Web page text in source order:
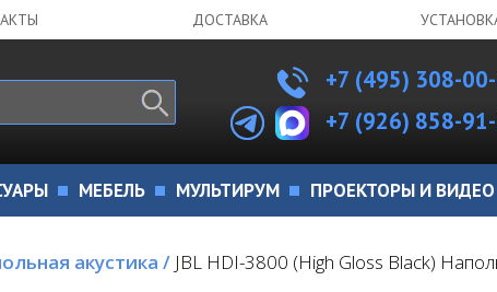
ДОСТАВКА
+7 (495) 308-
+7 (926) 858-
МЕБЕЛЬ МУЛЬТИРУМ ПРОЕКТОРЫ И ВИДЕО
акустика / JBL HDI-3800 (High Gloss Black)